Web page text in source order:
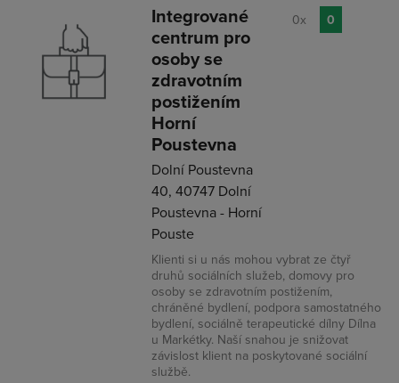
Integrované
centrum pro
osoby se
zdravotním
postižením
Horní
Poustevna
Dolní Poustevna
40, 40747 Dolní
Poustevna - Horní
Pouste
Klienti si u nás mohou vybrat ze čtyř
druhů sociálních služeb, domovy pro
osoby se zdravotním postižením,
chráněné bydlení, podpora samostatného
bydlení, sociálně terapeutické dílny Dílna
u Markétky. Naší snahou je snižovat
závislost klient na poskytované sociální
službě.
0x 0